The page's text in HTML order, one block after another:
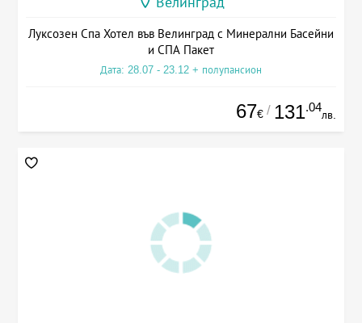
Луксозен Спа Хотел във Велинград с Минерални Басейни
и СПА Пакет
Дата: 28.07 - 23.12 + полупансион
67€ / 131.04
лв.